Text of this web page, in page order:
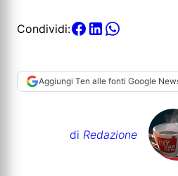
Condividi:
Aggiungi Ten alle fonti Google
di Redazione